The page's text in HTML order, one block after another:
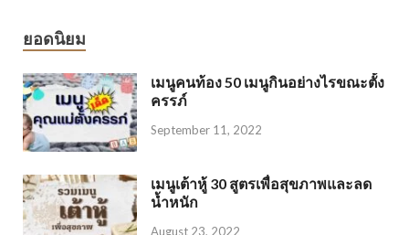
ยอดนิยม
เมนูคนท้อง 50 เมนูกินอย่างไรขณะตั้ง
ครรภ์
September 11, 2022
เมนูเต้าหู้ 30 สูตรเพื่อสุขภาพและลด
น้ำหนัก
August 23, 2022